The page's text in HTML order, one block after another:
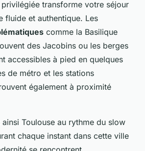
transforme votre séjour
fluide et authentique. Les
comme la Basilique
des Jacobins ou les berges
accessibles à pied en quelques
de métro et les stations
également à proximité
Toulouse au rythme du slow
chaque instant dans cette ville